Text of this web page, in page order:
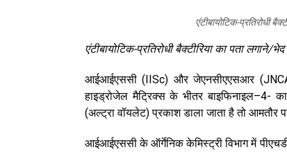
एंटीबायोटिक-प्रतिरोधी
एंटीबायोटिक-प्रतिरोधी बैक्टीरिया का पता लगाने/
आईआईएससी (IISc) और जेएनसीएएसआर
हाइड्रोजेल मैट्रिक्स के भीतर बाइफिनाइल–4-
(अल्ट्रा वॉयलेट) प्रकाश डाला जाता है तो आमतौर
आईआईएससी के ऑर्गेनिक केमिस्ट्री विभाग में